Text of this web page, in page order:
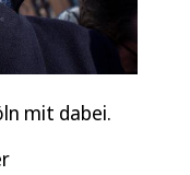
mit dabei.